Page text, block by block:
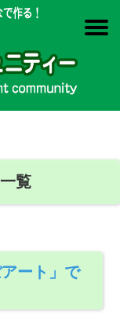
覧
ート」で